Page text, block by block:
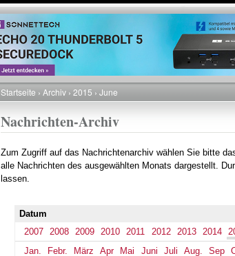
Pfadnavigation
Startseite Archiv 2015 June
Nachrichten-Archiv
Zum Zugriff auf das Nachrichtenarchiv wählen Sie bitte
alle Nachrichten des ausgewählten Monats dargestellt.
lassen.
Datum
2007
2008 2009 2010 2011 2012 2013 2014
Jan.
Febr. März Apr Mai Juni Juli Aug. Sep